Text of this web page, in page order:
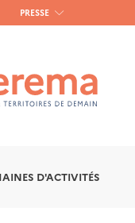
PRESSE
D'ACTIVITÉS